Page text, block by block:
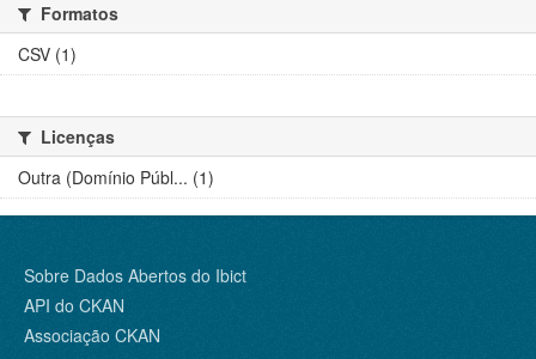
Formatos
CSV (1)
Licenças
Outra (Domínio Públ... (1)
Sobre Dados Abertos do Ibict
API do CKAN
Associação CKAN